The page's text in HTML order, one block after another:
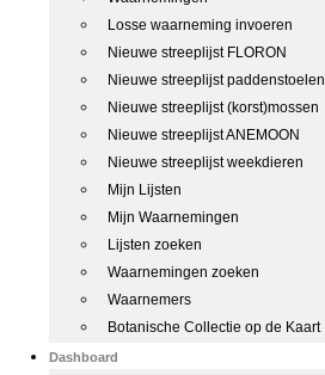
Losse waarneming invoeren
Nieuwe streeplijst FLORON
Nieuwe streeplijst paddenstoelen
Nieuwe streeplijst (korst)mossen
Nieuwe streeplijst ANEMOON
Nieuwe streeplijst weekdieren
Mijn Lijsten
Mijn Waarnemingen
Lijsten zoeken
Waarnemingen zoeken
Waarnemers
Botanische Collectie op de Kaart
Dashboard